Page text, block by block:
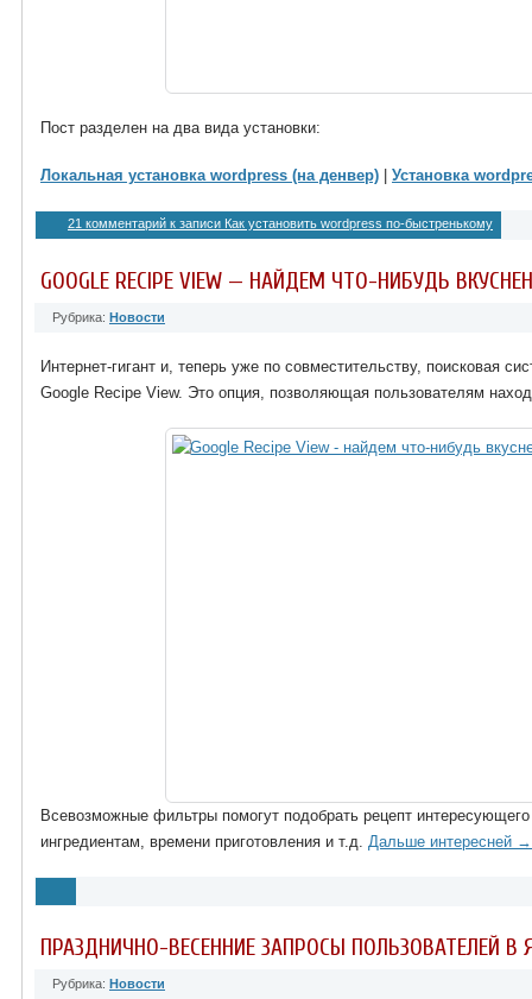
Пост разделен на два вида установки:
Локальная установка wordpress (на денвер) Установка
21 комментарий к записи Как установить wordpress по-быстренькому
GOOGLE RECIPE VIEW — НАЙДЕМ ЧТО-НИБУДЬ
Рубрика: Новости
Интернет-гигант и, теперь уже по совместительству, поисковая
Google Recipe View. Это опция, позволяющая пользователям
Всевозможные фильтры помогут подобрать рецепт
ингредиентам, времени приготовления и т.д. Дальше интересней →
ПРАЗДНИЧНО-ВЕСЕННИЕ ЗАПРОСЫ ПОЛЬЗОВАТЕЛЕЙ В
Рубрика: Новости